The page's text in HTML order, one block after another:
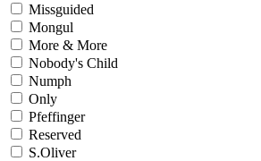
Missguided
Mongul
More & More
Nobody's Child
Numph
Only
Pfeffinger
Reserved
S.Oliver